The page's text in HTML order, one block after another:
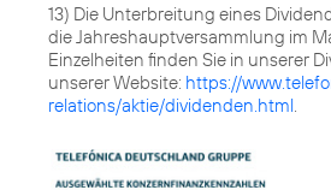
13) Die Unterbreitung eines
die Jahreshauptversammlung im
Einzelheiten finden Sie in unserer
unserer Website: https://
relations/aktie/dividenden.html.